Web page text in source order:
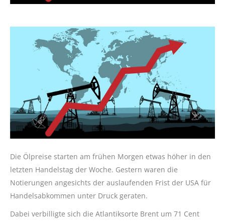
Die Ölpreise starten am frühen Morgen etwas höher in den
letzten Handelstag der Woche. Gestern waren die
Notierungen angesichts der auslaufenden Frist der USA für
Handelsabkommen unter Druck geraten.
Dabei verbilligte sich die Atlantiksorte Brent um 71 Cent